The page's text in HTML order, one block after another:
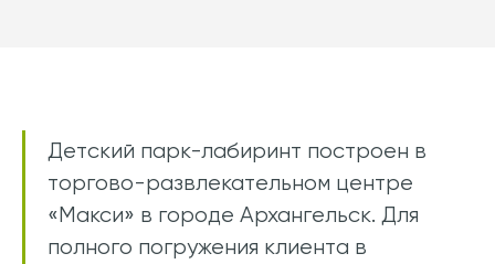
Детский парк-лабиринт построен в
торгово-развлекательном центре
«Макси» в городе Архангельск. Для
полного погружения клиента в